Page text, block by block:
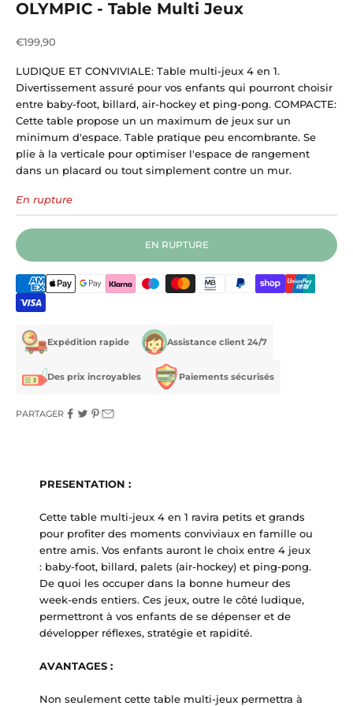
OLYMPIC - Table Multi Jeux
Prix de vente
€199,90
LUDIQUE ET CONVIVIALE: Table multi-jeux 4 en 1.
Divertissement assuré pour vos enfants qui pourront choisir
entre baby-foot, billard, air-hockey et ping-pong. COMPACTE:
Cette table propose un un maximum de jeux sur un
minimum d'espace. Table pratique peu encombrante. Se
plie à la verticale pour optimiser l'espace de rangement
dans un placard ou tout simplement contre un mur.
En rupture
EN RUPTURE
Expédition rapide Assistance client 24/7
Des prix incroyables Paiements sécurisés
PARTAGER
PRESENTATION :
Cette table multi-jeux 4 en 1 ravira petits et grands
pour profiter des moments conviviaux en famille ou
entre amis. Vos enfants auront le choix entre 4 jeux
: baby-foot, billard, palets (air-hockey) et ping-pong.
De quoi les occuper dans la bonne humeur des
week-ends entiers. Ces jeux, outre le côté ludique,
permettront à vos enfants de se dépenser et de
développer réflexes, stratégie et rapidité.
AVANTAGES :
Non seulement cette table multi-jeux permettra à